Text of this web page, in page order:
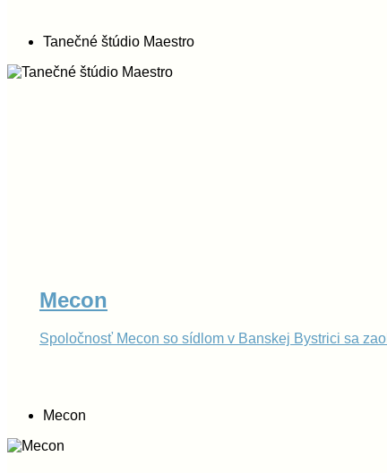
Tanečné štúdio Maestro
Mecon
Spoločnosť Mecon so sídlom v Banskej Bystrici sa
Mecon